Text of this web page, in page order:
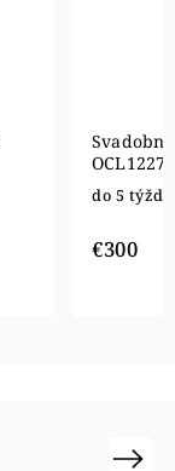
OCL1227
do 5
€300
Next